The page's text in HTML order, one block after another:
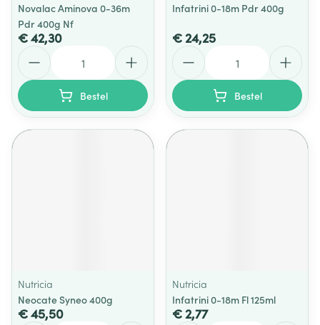
Novalac Aminova 0-36m
Pdr 400g Nf
€ 42,30
Bestel
Infatrini 0-18m Pdr 400g
€ 24,25
Bestel
Nutricia
Neocate Syneo 400g
€ 45,50
Nutricia
Infatrini 0-18m Fl 125ml
€ 2,77